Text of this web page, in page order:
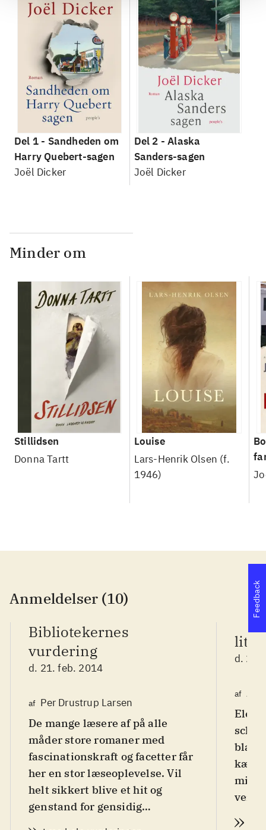
Del 1 - Sandheden om
Harry Quebert-sagen
Joël Dicker
Del 2 -Alaska
Sanders-sagen
Joël Dicker
Minder om
Stillidsen
Donna Tartt
Louise
Lars-Henrik Olsen (f.
1946)
Anmeldelser (10)
Bibliotekernes
vurdering
d. 21. feb. 2014
af Per Drustrup Larsen
De mange læsere af på alle
måder store romaner med
fascinationskraft og facetter får
her en stor læseoplevelse. Vil
helt sikkert blive et hit og
genstand for gensidig
d. 26.
af
Feedback